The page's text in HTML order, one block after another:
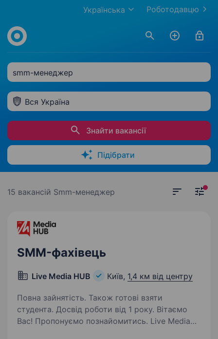
Роботодавцю
Українська
smm-менеджер
Вся Україна
Знайти вакансії
Підібрати
15 вакансій Smm-менеджер
SMM-фахівець
Live Media HUB Київ, 1,4 км від центру
Повна зайнятість. Також готові взяти
студента. Досвід роботи від 1 року. Вітаємо
Вас! Пропонуємо познайомитись. Live Media